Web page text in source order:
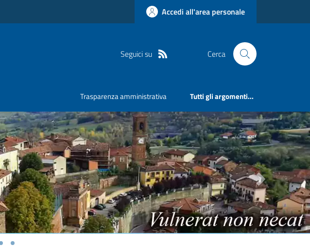
Accedi all'area personale
Seguici su Cerca
Trasparenza amministrativa Tutti gli argomenti...
Next